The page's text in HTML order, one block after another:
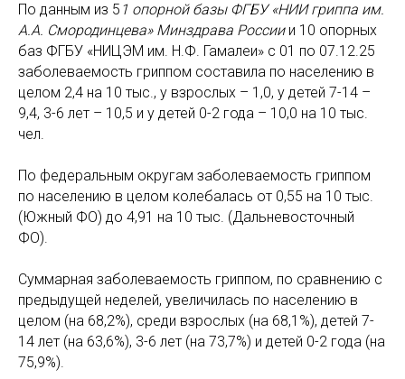
По данным из 5 1 опорной базы ФГБУ «НИИ гриппа им.
А.А. Смородинцева» Минздрава России и 10 опорных
баз ФГБУ «НИЦЭМ им. Н.Ф. Гамалеи» c 01 по 07.12.25
заболеваемость гриппом составила по населению в
целом 2,4 на 10 тыс., у взрослых – 1,0, у детей 7-14 –
9,4, 3-6 лет – 10,5 и у детей 0-2 года – 10,0 на 10 тыс.
чел.
По федеральным округам заболеваемость гриппом
по населению в целом колебалась от 0,55 на 10 тыс.
(Южный ФО) до 4,91 на 10 тыс. (Дальневосточный
ФО).
Суммарная заболеваемость гриппом, по сравнению с
предыдущей неделей, увеличилась по населению в
целом (на 68,2%), среди взрослых (на 68,1%), детей 7-
14 лет (на 63,6%), 3-6 лет (на 73,7%) и детей 0-2 года (на
75,9%).